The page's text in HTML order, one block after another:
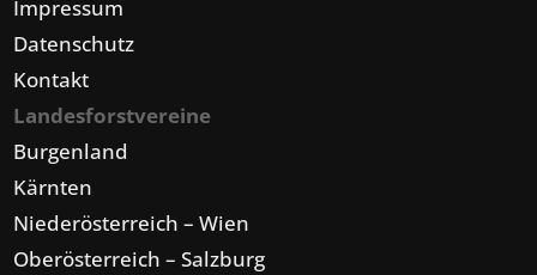
Impressum
Datenschutz
Kontakt
Landesforstvereine
Burgenland
Kärnten
Niederösterreich – Wien
Oberösterreich – Salzburg